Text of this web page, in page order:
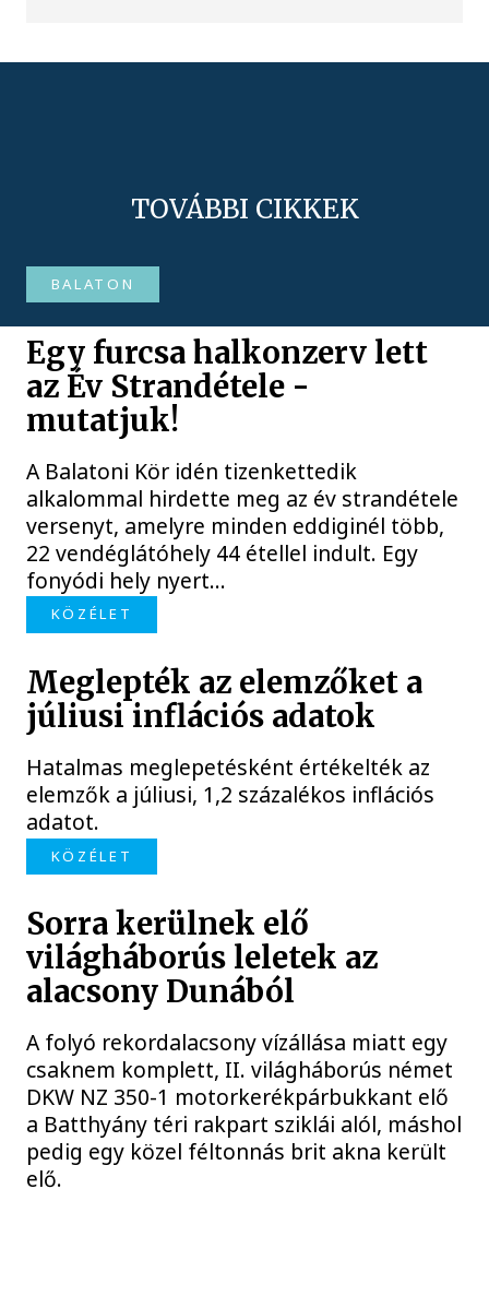
TOVÁBBI CIKKEK
BALATON
Egy furcsa halkonzerv lett
az Év Strandétele -
mutatjuk!
A Balatoni Kör idén tizenkettedik
alkalommal hirdette meg az év strandétele
versenyt, amelyre minden eddiginél több,
22 vendéglátóhely 44 étellel indult. Egy
fonyódi hely nyert...
KÖZÉLET
Meglepték az elemzőket a
júliusi inflációs adatok
Hatalmas meglepetésként értékelték az
elemzők a júliusi, 1,2 százalékos inflációs
adatot.
KÖZÉLET
Sorra kerülnek elő
világháborús leletek az
alacsony Dunából
A folyó rekordalacsony vízállása miatt egy
csaknem komplett, II. világháborús német
DKW NZ 350-1 motorkerékpárbukkant elő
a Batthyány téri rakpart sziklái alól, máshol
pedig egy közel féltonnás brit akna került
elő.